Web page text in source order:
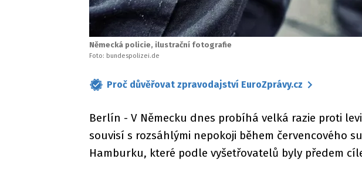
Německá policie, ilustrační fotografie
Foto: bundespolizei.de
Proč důvěřovat zpravodajství EuroZprávy.cz
Berlín - V Německu dnes probíhá velká razie proti
souvisí s rozsáhlými nepokoji během červencového
Hamburku, které podle vyšetřovatelů byly předem